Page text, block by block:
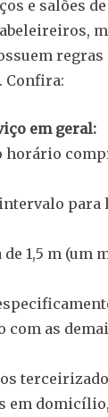
e salões de
regras
Confira:
em geral:
horário
para
1,5 m (um
com as
em